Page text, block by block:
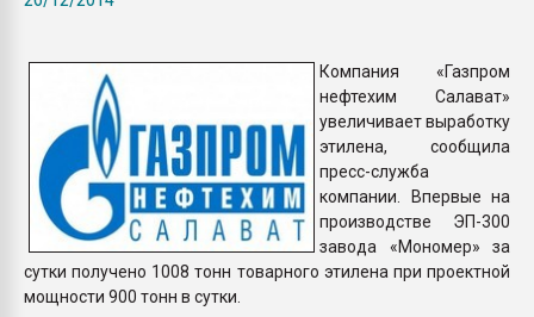
ПЕРЕЙТИ НА
Компания «Газпром
нефтехим Салават»
увеличивает выработку
этилена, сообщила
пресс-служба
компании. Впервые на
производстве ЭП-300
завода «Мономер» за
сутки получено 1008 тонн товарного этилена при проектной
мощности 900 тонн в сутки.